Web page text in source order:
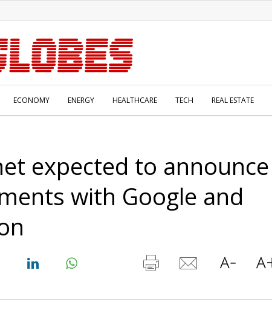
ECONOMY ENERGY HEALTHCARE TECH REAL ESTATE
expected to announce
with Google and